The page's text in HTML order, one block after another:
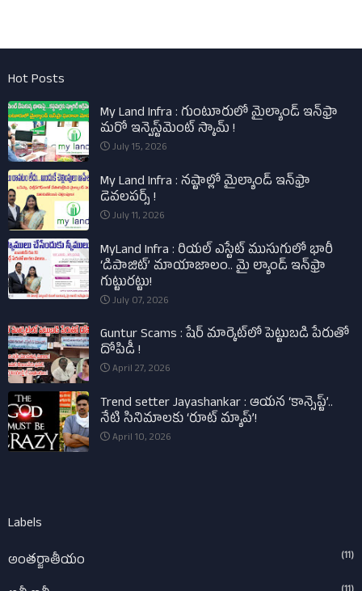
Hot Posts
My Land Infra : గుంటూరులో మైల్యాండ్ ఇన్‌ఫ్రా
మరో ఇన్వెస్ట్‌మెంట్ స్కామ్ !
July 15, 2026
My Land Infra : నష్టాల్లో మైల్యాండ్ ఇన్‌ఫ్రా
డెవలపర్స్ !
July 11, 2026
MyLand Infra : రియల్ ఎస్టేట్ ముసుగులో భారీ
‘డిపాజిట్’ మాయాజాలం.. మై ల్యాండ్ ఇన్‌ఫ్రా
గుట్టురట్టు!
July 07, 2026
Guntur Scams : షేర్ మార్కెట్‌లో పెట్టుబడి పేరుతో
దోపిడీ !
April 27, 2026
Trend setter Jayashankar : ఆయన ‘కాన్సెప్ట్’..
నేటి సినిమాలకు ‘రూట్ మ్యాప్’!
April 10, 2026
Labels
అంతర్జాతీయం
(11)